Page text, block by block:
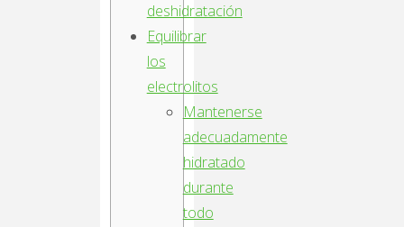
deshidratación
Equilibrar
los
electrolitos
Mantenerse
adecuadamente
hidratado
durante
todo